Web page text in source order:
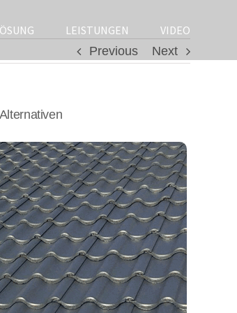
LEISTUNGEN
VIDEO
Previous
Next